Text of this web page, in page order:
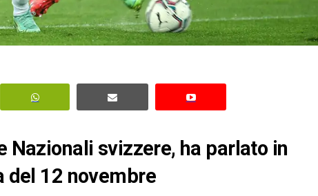
svizzere, ha parlato in
del 12 novembre